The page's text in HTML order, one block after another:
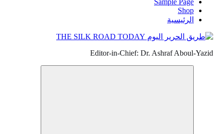
Sample Page
Shop
الرئيسية
Editor-in-Chief: Dr. Ashraf Aboul-Yazid